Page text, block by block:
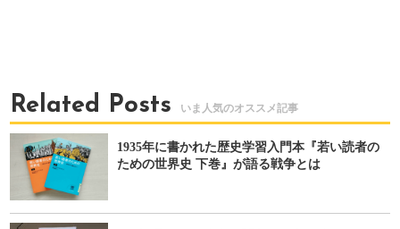
Related Posts
1935年に書かれた歴史学習入門本『若い読者の
ための世界史 下巻』が語る戦争とは